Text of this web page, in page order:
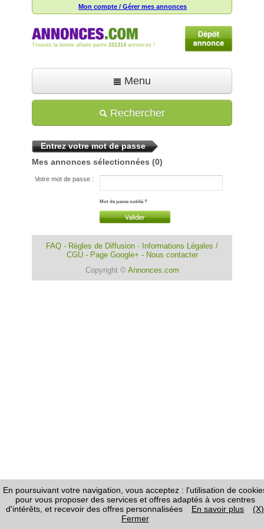
Mon compte / Gérer mes annonces
Trouvez la bonne affaire parmi 101314 annonces !
Menu
Déposer une annonce
Toutes les annonces
Aide
Rechercher
Entrez votre mot de passe
Mes annonces sélectionnées (0)
Votre mot de passe :
Mot de passe oublié ?
FAQ - Règles de Diffusion - Informations Légales /
CGU- Page Google+ - Nous contacter
Copyright © Annonces.com
En poursuivant votre navigation, vous acceptez : l'utilisation de
pour vous proposer des services et offres adaptés à vos centres
d'intérêts, et recevoir des offres personnalisées
En savoir plus
(X)
Fermer